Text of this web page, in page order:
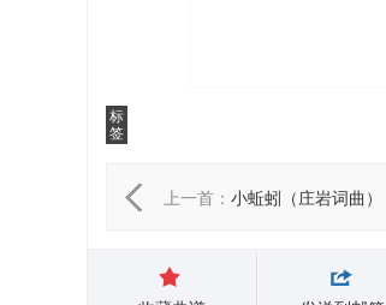
标
签
上一首： 小蚯蚓（庄岩词曲）